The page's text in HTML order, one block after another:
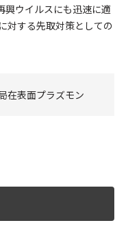
興ウイルスにも迅速に適
対する先取対策としての
在表面プラズモン